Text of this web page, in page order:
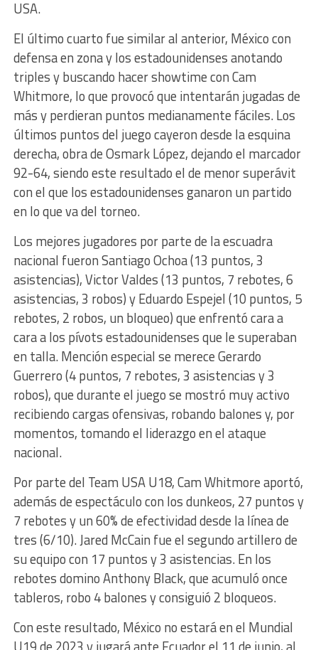
USA.
El último cuarto fue similar al anterior, México con
defensa en zona y los estadounidenses anotando
triples y buscando hacer showtime con Cam
Whitmore, lo que provocó que intentarán jugadas de
más y perdieran puntos medianamente fáciles. Los
últimos puntos del juego cayeron desde la esquina
derecha, obra de Osmark López, dejando el marcador
92-64, siendo este resultado el de menor superávit
con el que los estadounidenses ganaron un partido
en lo que va del torneo.
Los mejores jugadores por parte de la escuadra
nacional fueron Santiago Ochoa (13 puntos, 3
asistencias), Victor Valdes (13 puntos, 7 rebotes, 6
asistencias, 3 robos) y Eduardo Espejel (10 puntos, 5
rebotes, 2 robos, un bloqueo) que enfrentó cara a
cara a los pívots estadounidenses que le superaban
en talla. Mención especial se merece Gerardo
Guerrero (4 puntos, 7 rebotes, 3 asistencias y 3
robos), que durante el juego se mostró muy activo
recibiendo cargas ofensivas, robando balones y, por
momentos, tomando el liderazgo en el ataque
nacional.
Por parte del Team USA U18, Cam Whitmore aportó,
además de espectáculo con los dunkeos, 27 puntos y
7 rebotes y un 60% de efectividad desde la línea de
tres (6/10). Jared McCain fue el segundo artillero de
su equipo con 17 puntos y 3 asistencias. En los
rebotes domino Anthony Black, que acumuló once
tableros, robo 4 balones y consiguió 2 bloqueos.
Con este resultado, México no estará en el Mundial